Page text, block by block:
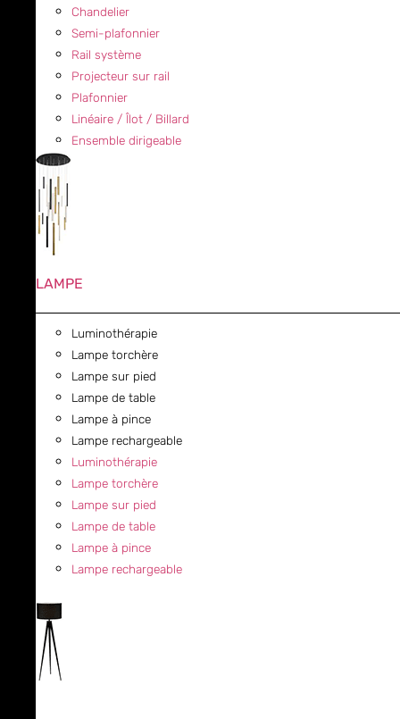
Chandelier
Semi-plafonnier
Rail système
Projecteur sur rail
Plafonnier
Linéaire / Îlot / Billard
Ensemble dirigeable
LAMPE
Luminothérapie
Lampe torchère
Lampe sur pied
Lampe de table
Lampe à pince
Lampe rechargeable
Luminothérapie
Lampe torchère
Lampe sur pied
Lampe de table
Lampe à pince
Lampe rechargeable